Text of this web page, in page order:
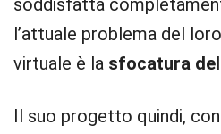
soddisfatta
l’attuale problema del
virtuale è la sfocatura
Il suo progetto quindi,